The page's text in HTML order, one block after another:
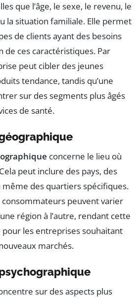
que l’âge, le sexe, le revenu, le
la situation familiale. Elle permet
de clients ayant des besoins
de ces caractéristiques. Par
peut cibler des jeunes
tendance, tandis qu’une
sur des segments plus âgés
de santé.
concerne le lieu où
peut inclure des pays, des
même des quartiers spécifiques.
peuvent varier
région à l’autre, rendant cette
les entreprises souhaitant
marchés.
sur des aspects plus